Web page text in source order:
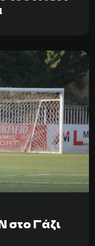
στο Γάζι